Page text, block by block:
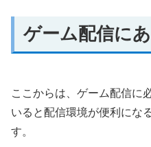
ゲーム配信に
ここからは、ゲーム配信に
いると配信環境が便利にな
す。